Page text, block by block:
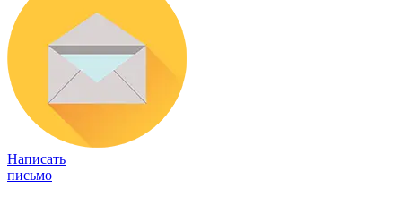
Написать
письмо